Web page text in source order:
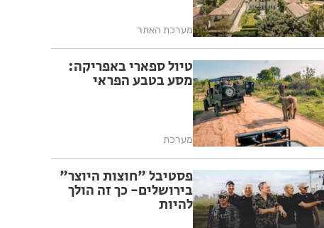
מערכת האתר
טיול ספארי באפריקה:
מסע בטבע הפראי
מערכת
פסטיבל "חוצות היוצר"
בירושלים- כך זה הולך
להיות